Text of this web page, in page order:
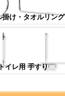
掛け・タオルリング
トイレ用 手すり